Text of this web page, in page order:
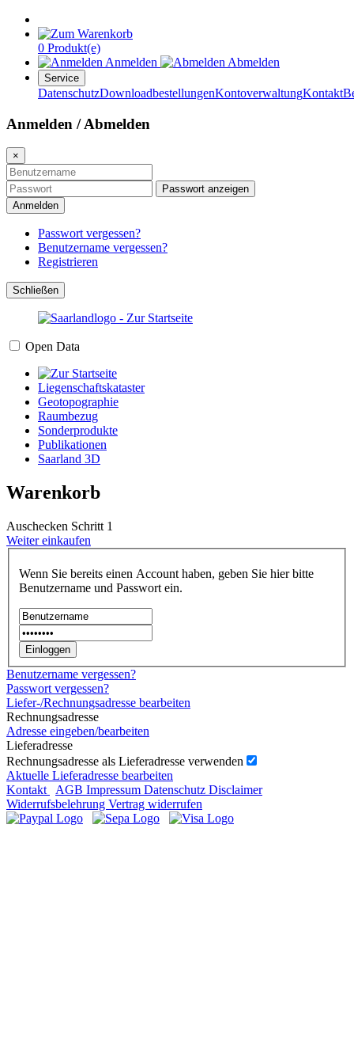
0 Produkt(e)
Anmelden
Abmelden
Service
DatenschutzDownloadbestellungenKontoverwaltungKontakt
Anmelden / Abmelden
×
Passwort anzeigen
Anmelden
Passwort vergessen?
Benutzername vergessen?
Registrieren
Schließen
Open Data
Liegenschaftskataster
Geotopographie
Raumbezug
Sonderprodukte
Publikationen
Saarland 3D
Warenkorb
Auschecken Schritt 1
Weiter einkaufen
Wenn Sie bereits einen Account haben, geben Sie hier bitte
Benutzername und Passwort ein.
Benutzername vergessen?
Passwort vergessen?
Liefer-/Rechnungsadresse bearbeiten
Rechnungsadresse
Adresse eingeben/bearbeiten
Lieferadresse
Rechnungsadresse als Lieferadresse verwenden
Aktuelle Lieferadresse bearbeiten
Kontakt
AGB Impressum Datenschutz Disclaimer
Widerrufsbelehrung Vertrag widerrufen